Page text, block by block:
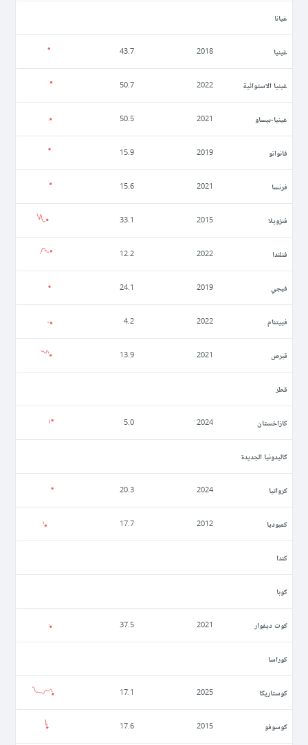
غيانا
غينيا 2018
43.7
غينيا الاستوائية 2022
50.7
غينيا-بيساو 2021
50.5
فانواتو 2019
15.9
فرنسا 2021
15.6
فنزويلا 2015
33.1
فنلندا 2022
12.2
فيجي 2019
24.1
فييتنام 2022
4.2
قبرص 2021
13.9
قطر
كازاخستان 2024
5.0
كاليدونيا الجديدة
كرواتيا 2024
20.3
كمبوديا 2012
17.7
كندا
كوبا
كوت ديفوار 2021
37.5
كوراسا
كوستاريكا 2025
17.1
كوسوفو 2015
17.6